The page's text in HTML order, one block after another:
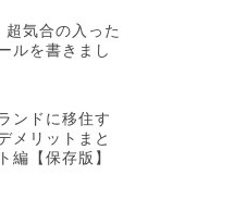
超気合の入った
ルを書きまし
ンドに移住す
メリットまと
編【保存版】